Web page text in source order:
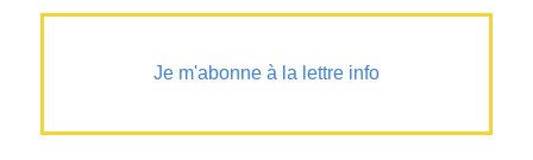
Je m'abonne à la lettre info